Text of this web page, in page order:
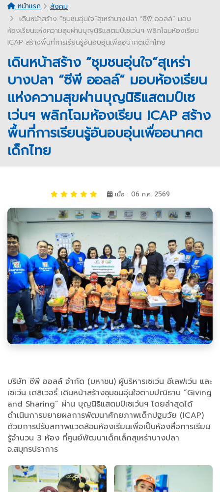
หน้าแรก
สังคม
เดินหน้าสร้าง “ชุมชนอุ่นใจ”สุเหร่าบางปลา “ซีพี ออลล์” มอบ
ห้องเรียนแห่งความสุขผ่านบุญนิธิแสตมป์เซเว่นฯ พลิกโฉมห้องเรียน
ICAP สร้างพื้นที่การเรียนรู้อันอบอุ่นเพื่ออนาคตเด็กไทย
เดินหน้าสร้าง “ชุมชนอุ่นใจ”สุเหร่า
บางปลา “ซีพี ออลล์” มอบห้องเรียน
แห่งความสุขผ่านบุญนิธิแสตมป์เซ
เว่นฯ พลิกโฉมห้องเรียน ICAP สร้าง
พื้นที่การเรียนรู้อันอบอุ่นเพื่ออนาคต
เด็กไทย
เมื่อ : 06 ก.ค. 2569
บริษัท ซีพี ออลล์ จำกัด (มหาชน) ผู้บริหารเซเว่น อีเลฟเว่น และ
เซเว่น เดลิเวอรี่ เดินหน้าสร้างชุมชนอุ่นใจตามปณิธาน “Giving
and Sharing” ผ่าน บุญนิธิแสตมป์เซเว่นฯ โดยล่าสุดได้
ดำเนินการขยายผลการพัฒนาศักยภาพเด็กปฐมวัย (ICAP)
ด้วยการปรับสภาพแวดล้อมห้องเรียนเพื่อเป็นห้องสื่อการเรียน
รู้จำนวน 3 ห้อง ที่ศูนย์พัฒนาเด็กเล็กสุเหร่าบางปลา
จ.สมุทรปราการ